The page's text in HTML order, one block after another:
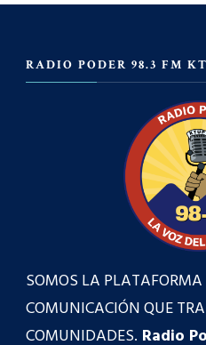
RADIO PODER 98.3 FM
SOMOS LA
COMUNICACIÓN QUE
COMUNIDADES. Radio